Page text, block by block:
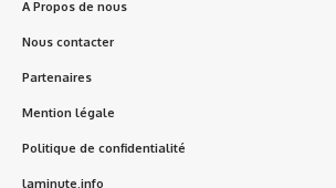
A Propos de nous
Nous contacter
Partenaires
Mention légale
Politique de confidentialité
laminute.info